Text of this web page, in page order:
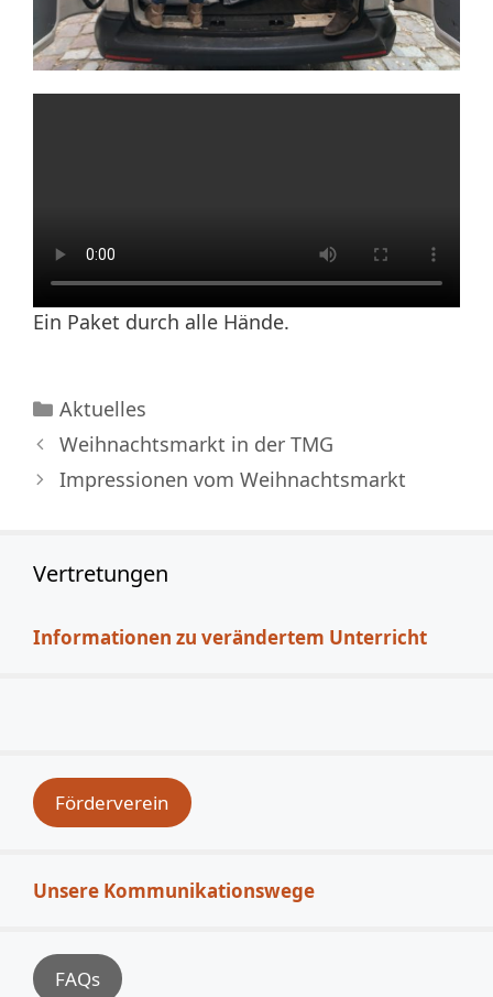
Ein Paket durch alle Hände.
Kategorien
Aktuelles
Weihnachtsmarkt in der TMG
Impressionen vom Weihnachtsmarkt
Vertretungen
Informationen zu verändertem Unterricht
Förderverein
Unsere Kommunikationswege
FAQs